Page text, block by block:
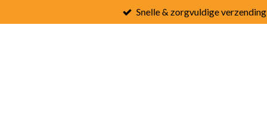
direct
Snelle & zorgvuldige verzending